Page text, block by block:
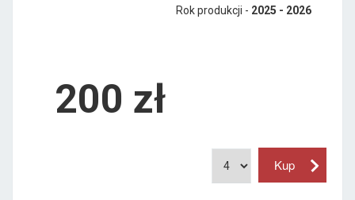
Rok produkcji - 2025 - 2026
200 zł